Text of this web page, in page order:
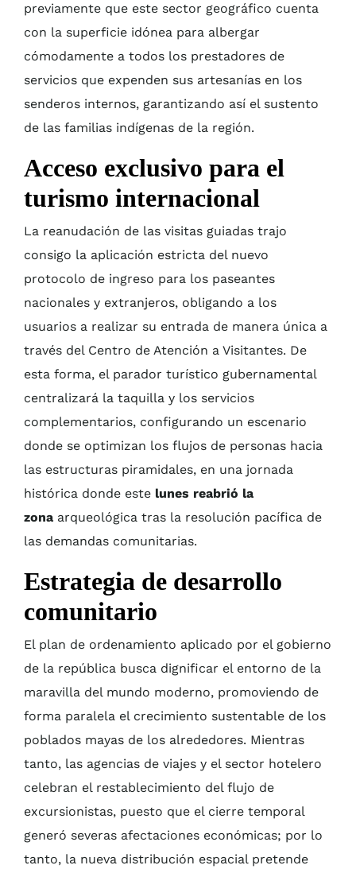
previamente que este sector geográfico cuenta
con la superficie idónea para albergar
cómodamente a todos los prestadores de
servicios que expenden sus artesanías en los
senderos internos, garantizando así el sustento
de las familias indígenas de la región.
Acceso exclusivo para el
turismo internacional
La reanudación de las visitas guiadas trajo
consigo la aplicación estricta del nuevo
protocolo de ingreso para los paseantes
nacionales y extranjeros, obligando a los
usuarios a realizar su entrada de manera única a
través del Centro de Atención a Visitantes. De
esta forma, el parador turístico gubernamental
centralizará la taquilla y los servicios
complementarios, configurando un escenario
donde se optimizan los flujos de personas hacia
las estructuras piramidales, en una jornada
histórica donde este lunes reabrió la
zona arqueológica tras la resolución pacífica de
las demandas comunitarias.
Estrategia de desarrollo
comunitario
El plan de ordenamiento aplicado por el gobierno
de la república busca dignificar el entorno de la
maravilla del mundo moderno, promoviendo de
forma paralela el crecimiento sustentable de los
poblados mayas de los alrededores. Mientras
tanto, las agencias de viajes y el sector hotelero
celebran el restablecimiento del flujo de
excursionistas, puesto que el cierre temporal
generó severas afectaciones económicas; por lo
tanto, la nueva distribución espacial pretende